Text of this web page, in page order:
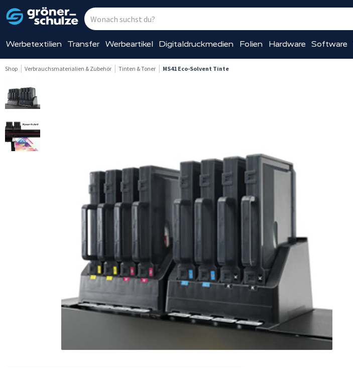
Werbetextilien Transfer Werbeartikel Digitaldruckmedien Folien Hardware Software
Shop Verbrauchsmaterialien & Zubehör Tinten & Toner MS41 Eco-Solvent Tinte